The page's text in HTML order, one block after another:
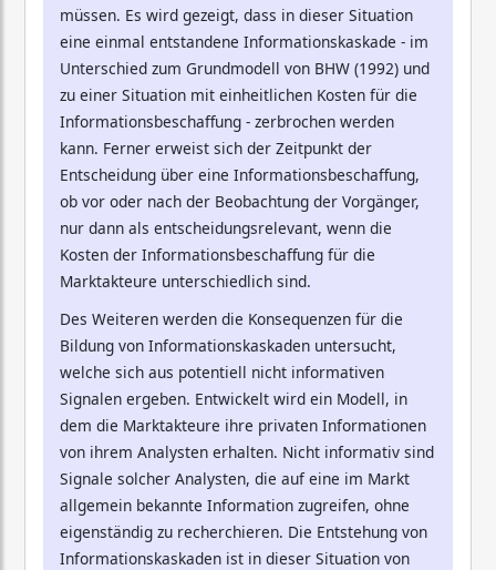
müssen. Es wird gezeigt, dass in dieser Situation
eine einmal entstandene Informationskaskade - im
Unterschied zum Grundmodell von BHW (1992) und
zu einer Situation mit einheitlichen Kosten für die
Informationsbeschaffung - zerbrochen werden
kann. Ferner erweist sich der Zeitpunkt der
Entscheidung über eine Informationsbeschaffung,
ob vor oder nach der Beobachtung der Vorgänger,
nur dann als entscheidungsrelevant, wenn die
Kosten der Informationsbeschaffung für die
Marktakteure unterschiedlich sind.
Des Weiteren werden die Konsequenzen für die
Bildung von Informationskaskaden untersucht,
welche sich aus potentiell nicht informativen
Signalen ergeben. Entwickelt wird ein Modell, in
dem die Marktakteure ihre privaten Informationen
von ihrem Analysten erhalten. Nicht informativ sind
Signale solcher Analysten, die auf eine im Markt
allgemein bekannte Information zugreifen, ohne
eigenständig zu recherchieren. Die Entstehung von
Informationskaskaden ist in dieser Situation von